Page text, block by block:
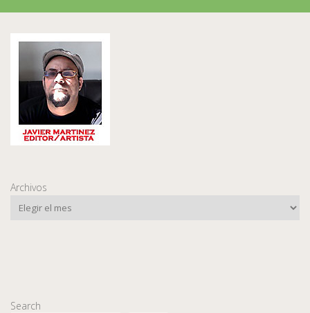
Archivos
Search